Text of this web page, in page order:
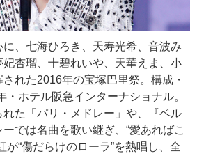
、七海ひろき、天寿光希、音波み
杏瑠、十碧れいや、天華えま、小
れた2016年の宝塚巴里祭。構成・
・ホテル阪急インターナショナル。
た「パリ・メドレー」や、『ベル
では名曲を歌い継ぎ、“愛あればこ
が“傷だらけのローラ”を熱唱し、全